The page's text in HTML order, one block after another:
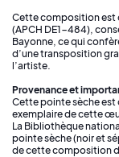
Cette composition est
(APCH DE1-484),
Bayonne, ce qui
d’une transposition
l’artiste.
Provenance et
Cette pointe sèche est
exemplaire de cette
La Bibliothèque
pointe sèche (noir et
de cette composition